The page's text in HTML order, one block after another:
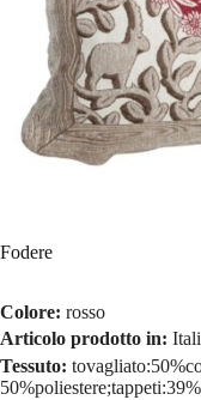
Fodere
Colore: rosso
Articolo prodotto in:
Tessuto: